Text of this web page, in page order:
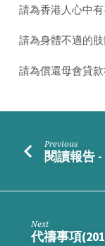
年
1
月
18
日)
請為香港人心中有
請為身體不適的肢
請為償還母會貸款
Previous
閱讀報告 -
Next
代禱事項